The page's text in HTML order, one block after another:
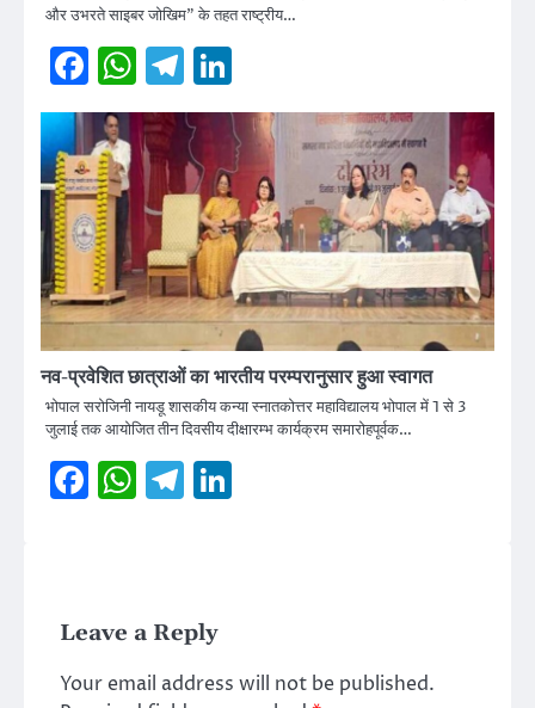
और उभरते साइबर जोखिम” के तहत राष्ट्रीय…
Facebook
WhatsApp
Telegram
नव-प्रवेशित छात्राओं का भारतीय परम्परानुसार हुआ स्वागत
भोपाल सरोजिनी नायडू शासकीय कन्या स्नातकोत्तर महाविद्यालय भोपाल में 1 से 3
जुलाई तक आयोजित तीन दिवसीय दीक्षारम्भ कार्यक्रम समारोहपूर्वक…
Facebook
WhatsApp
Telegram
Leave a Reply
Your email address will not be published.